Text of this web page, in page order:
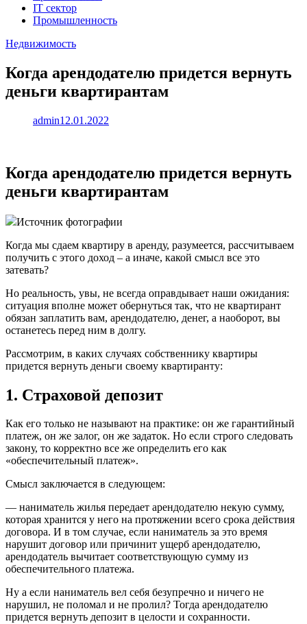
IT сектор
Промышленность
Недвижимость
Когда арендодателю придется вернуть
деньги квартирантам
admin12.01.2022
Когда арендодателю придется вернуть
деньги квартирантам
Источник фотографии
Когда мы сдаем квартиру в аренду, разумеется, рассчитываем
получить с этого доход – а иначе, какой смысл все это
затевать?
Но реальность, увы, не всегда оправдывает наши ожидания:
ситуация вполне может обернуться так, что не квартирант
обязан заплатить вам, арендодателю, денег, а наоборот, вы
останетесь перед ним в долгу.
Рассмотрим, в каких случаях собственнику квартиры
придется вернуть деньги своему квартиранту:
1. Страховой депозит
Как его только не называют на практике: он же гарантийный
платеж, он же залог, он же задаток. Но если строго следовать
закону, то корректно все же определить его как
«обеспечительный платеж».
Смысл заключается в следующем:
— наниматель жилья передает арендодателю некую сумму,
которая хранится у него на протяжении всего срока действия
договора. И в том случае, если наниматель за это время
нарушит договор или причинит ущерб арендодателю,
арендодатель вычитает соответствующую сумму из
обеспечительного платежа.
Ну а если наниматель вел себя безупречно и ничего не
нарушил, не поломал и не пролил? Тогда арендодателю
придется вернуть депозит в целости и сохранности.